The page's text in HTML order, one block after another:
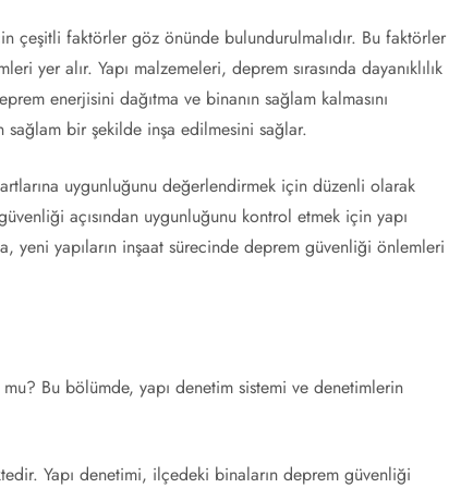
çeşitli faktörler göz önünde bulundurulmalıdır. Bu faktörler
yer alır. Yapı malzemeleri, deprem sırasında dayanıklılık
enerjisini dağıtma ve binanın sağlam kalmasını
sağlam bir şekilde inşa edilmesini sağlar.
uygunluğunu değerlendirmek için düzenli olarak
açısından uygunluğunu kontrol etmek için yapı
yeni yapıların inşaat sürecinde deprem güvenliği önlemleri
Bu bölümde, yapı denetim sistemi ve denetimlerin
Yapı denetimi, ilçedeki binaların deprem güvenliği